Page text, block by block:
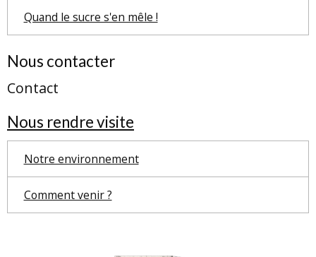
Quand le sucre s'en mêle !
Nous contacter
Contact
Nous rendre visite
Notre environnement
Comment venir ?